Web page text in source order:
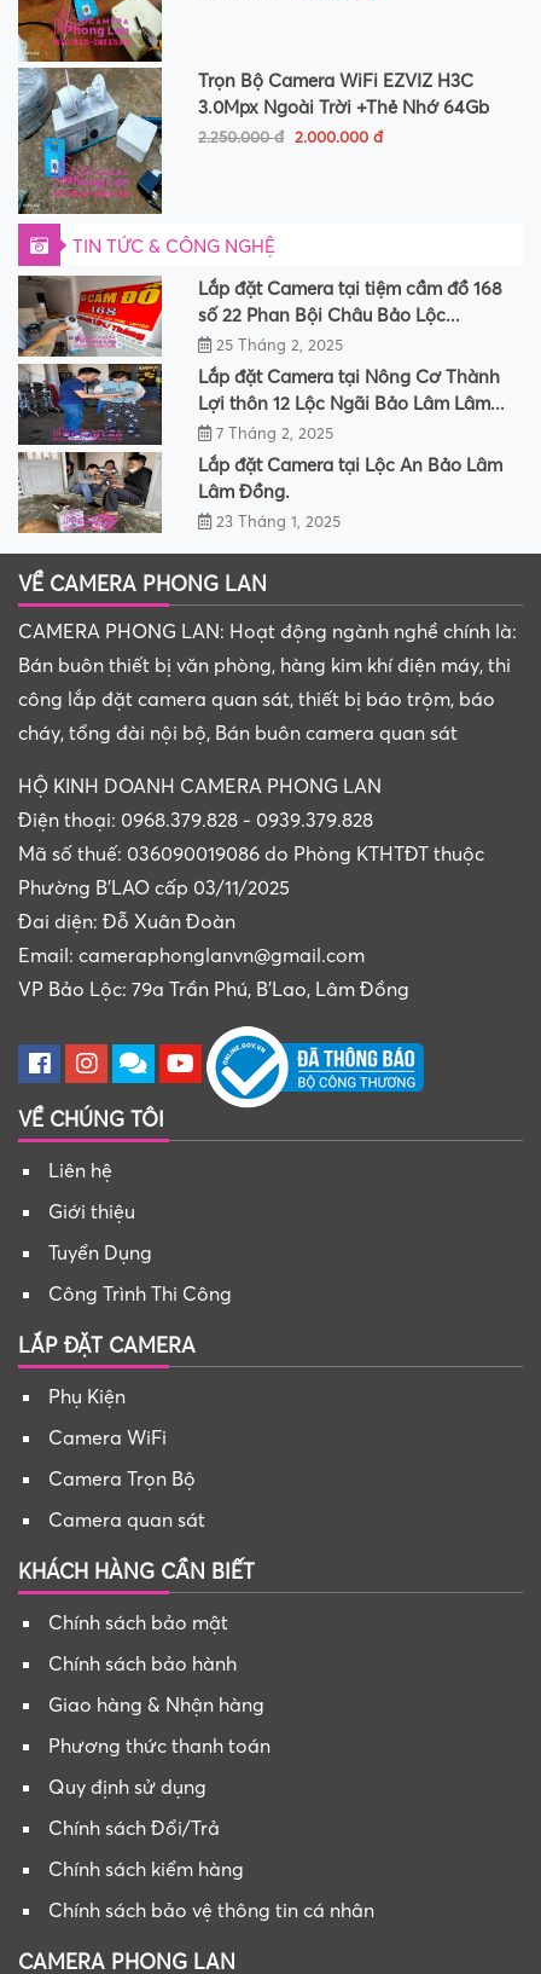
Trọn Bộ Camera WiFi EZVIZ H3C
3.0Mpx Ngoài Trời +Thẻ Nhớ 64Gb
2.250.000 đ 2.000.000 đ
TIN TỨC & CÔNG NGHỆ
Lắp đặt Camera tại tiệm cầm đồ 168
số 22 Phan Bội Châu Bảo Lộc...
25 Tháng 2, 2025
Lắp đặt Camera tại Nông Cơ Thành
Lợi thôn 12 Lộc Ngãi Bảo Lâm Lâm...
7 Tháng 2, 2025
Lắp đặt Camera tại Lộc An Bảo Lâm
Lâm Đồng.
23 Tháng 1, 2025
VỀ CAMERA PHONG LAN
CAMERA PHONG LAN: Hoạt động ngành nghề chính là:
Bán buôn thiết bị văn phòng, hàng kim khí điện máy, thi
công lắp đặt camera quan sát, thiết bị báo trộm, báo
cháy, tổng đài nội bộ, Bán buôn camera quan sát
HỘ KINH DOANH CAMERA PHONG LAN
Điện thoại: 0968.379.828 - 0939.379.828
Mã số thuế: 036090019086 do Phòng KTHTĐT thuộc
Phường B'LAO cấp 03/11/2025
Đai diện: Đỗ Xuân Đoàn
Email: cameraphonglanvn@gmail.com
VP Bảo Lộc: 79a Trần Phú, B'Lao, Lâm Đồng
VỀ CHÚNG TÔI
Liên hệ
Giới thiệu
Tuyển Dụng
Công Trình Thi Công
LẮP ĐẶT CAMERA
Phụ Kiện
Camera WiFi
Camera Trọn Bộ
Camera quan sát
KHÁCH HÀNG CẦN BIẾT
Chính sách bảo mật
Chính sách bảo hành
Giao hàng & Nhận hàng
Phương thức thanh toán
Quy định sử dụng
Chính sách Đổi/Trả
Chính sách kiểm hàng
Chính sách bảo vệ thông tin cá nhân
CAMERA PHONG LAN